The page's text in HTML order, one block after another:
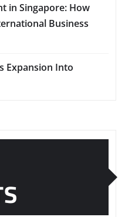
in Singapore: How
Business
Expansion Into